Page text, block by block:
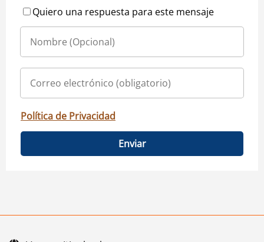
Quiero una respuesta para este mensaje
Política de Privacidad
Enviar